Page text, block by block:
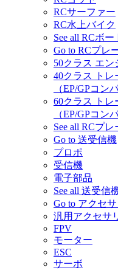
RCサーファー
RC水上バイク
See all RCボー
Go to RCプレ
50クラス エン
40クラス ト
（EP/GPコン
60クラス ト
（EP/GPコン
See all RCプレ
Go to 送受信機
プロポ
受信機
電子部品
See all 送受信
Go to アクセ
汎用アクセサ
FPV
モーター
ESC
サーボ